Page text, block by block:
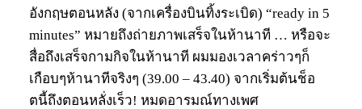
อังกฤษตอนหลัง (จากเครื่องบินทิ้งระเบิด) “ready in 5
minutes” หมายถึงถ่ายภาพเสร็จในห้านาที … หรือจะ
สื่อถึงเสร็จกามกิจในห้านาที ผมมองเวลาคร่าวๆก็
เกือบๆห้านาทีจริงๆ (39.00 – 43.40) จากเริ่มต้นช็อ
ตนี้ถึงตอนหลั่งเร็ว! หมดอารมณ์ทางเพศ